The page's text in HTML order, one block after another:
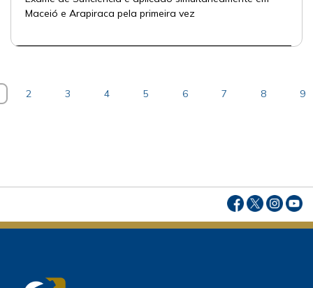
Maceió e Arapiraca pela primeira vez
2 3 4 5 6 7 8 9